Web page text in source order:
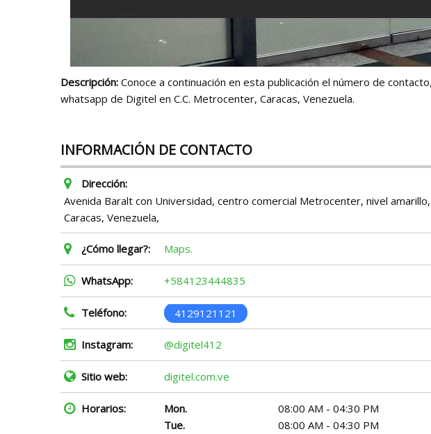
Descripción: Conoce a continuación en esta publicación el número de
whatsapp de Digitel en C.C. Metrocenter, Caracas, Venezuela.
INFORMACIÓN DE CONTACTO
Dirección:
Avenida Baralt con Universidad, centro comercial Metrocenter, nivel
Caracas, Venezuela,
¿Cómo llegar?: Maps.
WhatsApp: +584123444835
Teléfono: 4129121121
Instagram: @digitel412
Sitio web: digitel.com.ve
Horarios: Mon.
08:00 AM - 04:30 PM
Tue.
08:00 AM - 04:30 PM